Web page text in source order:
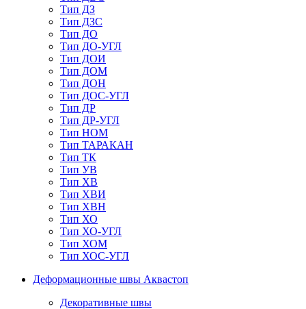
Тип ДЗ
Тип ДЗС
Тип ДО
Тип ДО-УГЛ
Тип ДОИ
Тип ДОМ
Тип ДОН
Тип ДОС-УГЛ
Тип ДР
Тип ДР-УГЛ
Тип НОМ
Тип ТАРАКАН
Тип ТК
Тип УВ
Тип ХВ
Тип ХВИ
Тип ХВН
Тип ХО
Тип ХО-УГЛ
Тип ХОМ
Тип ХОС-УГЛ
Деформационные швы Аквастоп
Декоративные швы